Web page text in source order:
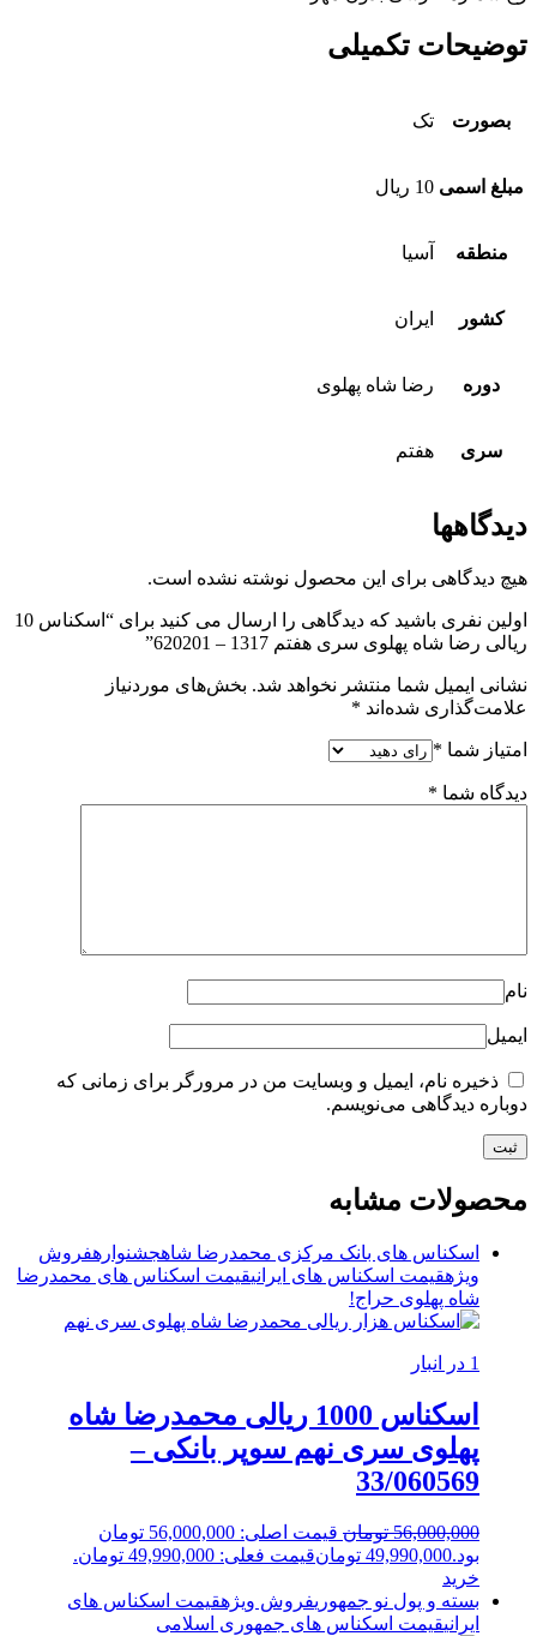
توضیحات تکمیلی
بصورت تک
مبلغ اسمی 10 ریال
منطقه آسیا
کشور ایران
دوره رضا شاه پهلوی
سری هفتم
دیدگاهها
هیچ دیدگاهی برای این محصول نوشته نشده است.
اولین نفری باشید که دیدگاهی را ارسال می کنید برای “اسکناس 10
ریالی رضا شاه پهلوی سری هفتم 1317 – 620201”
نشانی ایمیل شما منتشر نخواهد شد. بخش‌های موردنیاز
علامت‌گذاری شده‌اند *
امتیاز شما *
دیدگاه شما *
نام
ایمیل
ذخیره نام، ایمیل و وبسایت من در مرورگر برای زمانی که
دوباره دیدگاهی می‌نویسم.
محصولات مشابه
اسکناس های بانک مرکزی محمدرضا شاهجشنوارهفروش
ویژهقیمت اسکناس های ایرانیقیمت اسکناس های محمدرضا
شاه پهلوی حراج!
1 در انبار
اسکناس 1000 ریالی محمدرضا شاه
پهلوی سری نهم سوپر بانکی –
33/060569
56,000,000 تومان
قیمت اصلی: 56,000,000 تومان
بود.49,990,000 تومانقیمت فعلی: 49,990,000 تومان.
خرید
بسته و پول نو جمهوریفروش ویژهقیمت اسکناس های
ایرانیقیمت اسکناس های جمهوری اسلامی